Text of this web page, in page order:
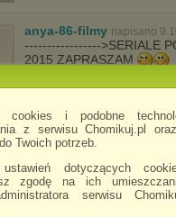
cookies i podobne
z serwisu Chomikuj.pl
Twoich potrzeb.
dotyczących
zgodę na ich
serwisu
anya-86-filmy napisano
----------------->SERIALE
2015 ZAPRASZAM
wert4y78uytrew napisano